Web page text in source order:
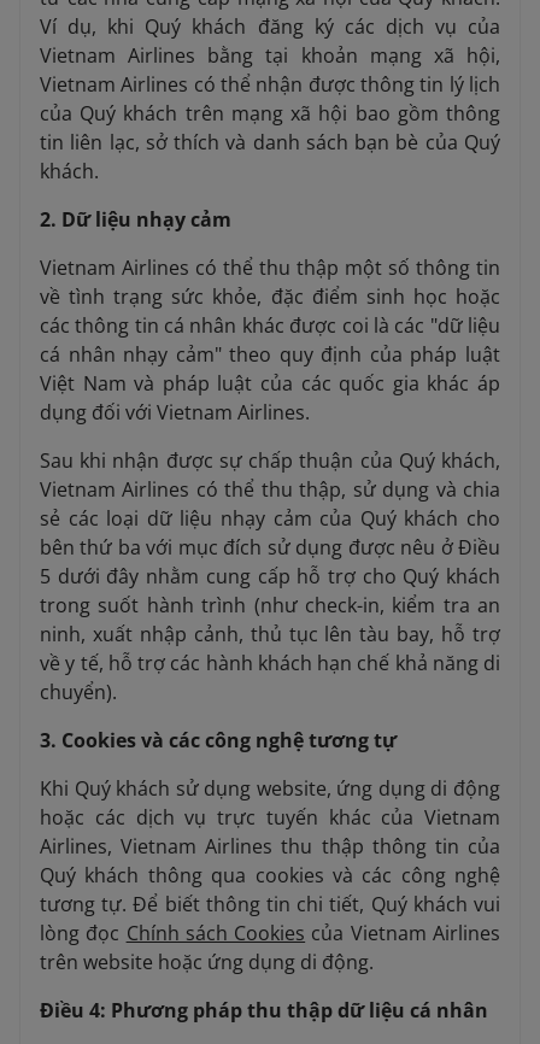
Ví dụ, khi Quý khách đăng ký các dịch vụ của
Vietnam Airlines bằng tại khoản mạng xã hội,
Vietnam Airlines có thể nhận được thông tin lý lịch
của Quý khách trên mạng xã hội bao gồm thông
tin liên lạc, sở thích và danh sách bạn bè của Quý
khách.
2. Dữ liệu nhạy cảm
Vietnam Airlines có thể thu thập một số thông tin
về tình trạng sức khỏe, đặc điểm sinh học hoặc
các thông tin cá nhân khác được coi là các "dữ liệu
cá nhân nhạy cảm" theo quy định của pháp luật
Việt Nam và pháp luật của các quốc gia khác áp
dụng đối với Vietnam Airlines.
Sau khi nhận được sự chấp thuận của Quý khách,
Vietnam Airlines có thể thu thập, sử dụng và chia
sẻ các loại dữ liệu nhạy cảm của Quý khách cho
bên thứ ba với mục đích sử dụng được nêu ở Điều
5 dưới đây nhằm cung cấp hỗ trợ cho Quý khách
trong suốt hành trình (như check-in, kiểm tra an
ninh, xuất nhập cảnh, thủ tục lên tàu bay, hỗ trợ
về y tế, hỗ trợ các hành khách hạn chế khả năng di
chuyển).
3. Cookies và các công nghệ tương tự
Khi Quý khách sử dụng website, ứng dụng di động
hoặc các dịch vụ trực tuyến khác của Vietnam
Airlines, Vietnam Airlines thu thập thông tin của
Quý khách thông qua cookies và các công nghệ
tương tự. Để biết thông tin chi tiết, Quý khách vui
lòng đọc Chính sách Cookies của Vietnam Airlines
trên website hoặc ứng dụng di động.
Điều 4: Phương pháp thu thập dữ liệu cá nhân